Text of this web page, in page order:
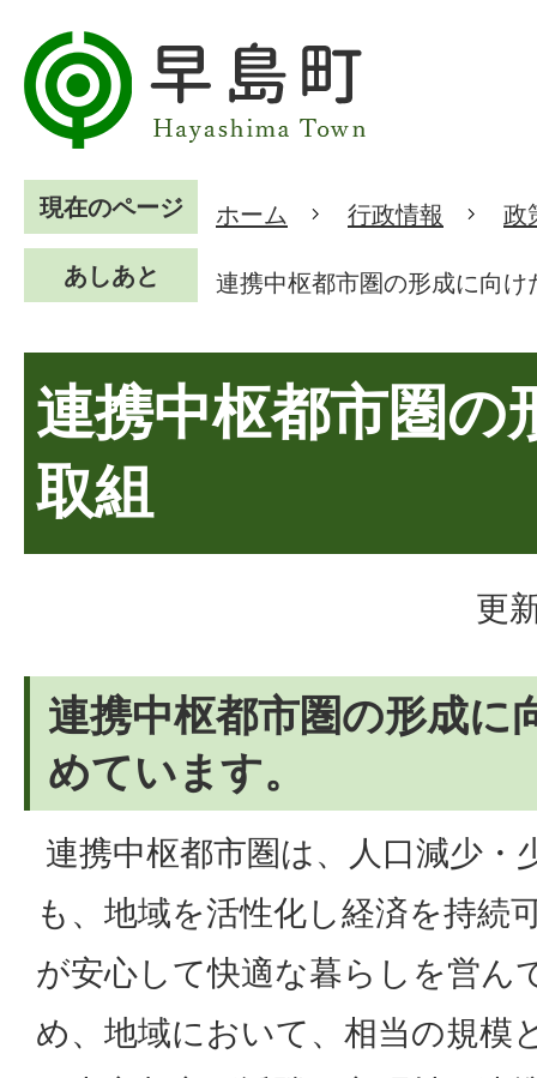
現在のページ ホーム 行政情報 政
あしあと 連携中枢都市圏の形成に向け
連携中枢都市圏の
取組
更
連携中枢都市圏の形成に
めています。
連携中枢都市圏は、人口減少・
も、地域を活性化し経済を持続
が安心して快適な暮らしを営ん
め、地域において、相当の規模